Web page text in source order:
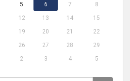
5 6 7
8
12 13 14
15
19 20 21
22
26 27 28
29
2 3 4 5